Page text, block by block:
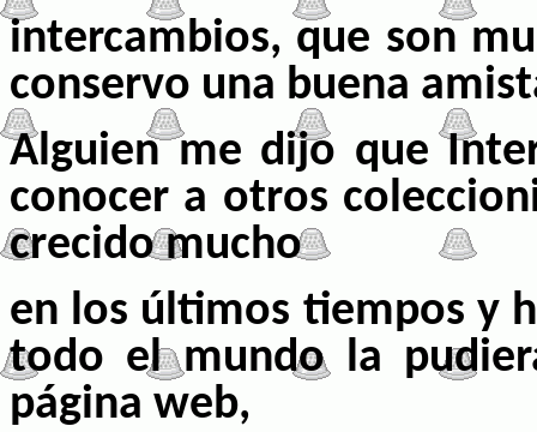
intercambios, que son
conservo una buena
Alguien me dijo que
conocer a otros
crecido mucho
en los últimos tiempos y
todo el mundo la
página web,